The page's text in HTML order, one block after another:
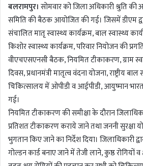
बलरामपुर। सोमवार को जिला अधिकारी श्रुति की
समिति की बैठक आयोजित की गई। जिसमें डीएम
संचालित मातृ स्वास्थ्य कार्यक्रम, बाल स्वास्थ्य
किशोर स्वास्थ्य कार्यक्रम, परिवार नियोजन की
वीएचएसएनसी बैठक, नियमित टीकाकरण, ग्राम
दिवस, प्रधानमंत्री मातृत्व वंदना योजना, राष्ट्रीय
चिकित्सालय में ओपीडी व आईपीडी, आयुष्मान भारत
गई।
नियमित टीकाकरण की समीक्षा के दौरान
प्रतिशत टीकाकरण कराये जाने तथा जननी सुरक्षा
भुगतान किए जाने का निर्देश दिया। जिलाधिकारी
गोल्डन कार्ड बनाए जाने में तेजी लाने, कुष्ठ रोगियों